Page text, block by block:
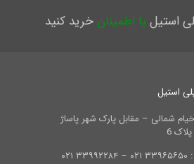
استیل با اطمینانخرید کنید
استیل
شمالی – مقابل پارک شهر پاساژ
6